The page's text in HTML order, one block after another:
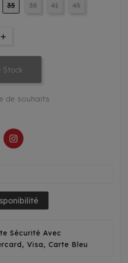
35 38 41 45
Stock
de souhaits
Sécurité Avec
Visa, Carte Bleu